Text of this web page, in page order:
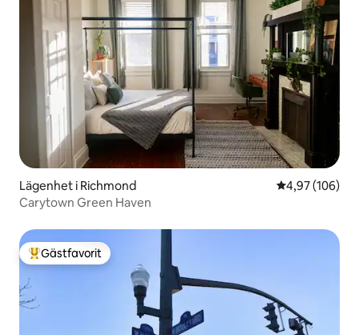
Lägenhet i Richmond 4,97 av 5 i
4,97 (106)
Carytown Green Haven
Populär gästfavorit
Gästfavorit